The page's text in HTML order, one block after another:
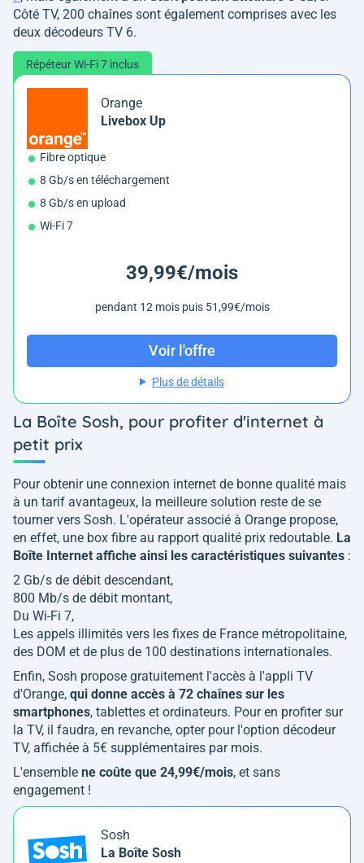
Côté TV, 200 chaînes sont également comprises avec les
deux décodeurs TV 6.
Répéteur Wi-Fi 7 inclus
Orange
Livebox Up
Fibre optique
8 Gb/s en téléchargement
8 Gb/s en upload
Wi-Fi 7
39,99€/mois
pendant 12 mois puis 51,99€/mois
Voir l'offre
Plus de détails
La Boîte Sosh, pour profiter d'internet à
petit prix
Pour obtenir une connexion internet de bonne qualité mais
à un tarif avantageux, la meilleure solution reste de se
tourner vers Sosh. L'opérateur associé à Orange propose,
en effet, une box fibre au rapport qualité prix redoutable. La
Boîte Internet affiche ainsi les caractéristiques suivantes :
2 Gb/s de débit descendant,
800 Mb/s de débit montant,
Du Wi-Fi 7,
Les appels illimités vers les fixes de France métropolitaine,
des DOM et de plus de 100 destinations internationales.
Enfin, Sosh propose gratuitement l'accès à l'appli TV
d'Orange, qui donne accès à 72 chaînes sur les
smartphones, tablettes et ordinateurs. Pour en profiter sur
la TV, il faudra, en revanche, opter pour l'option décodeur
TV, affichée à 5€ supplémentaires par mois.
L'ensemble ne coûte que 24,99€/mois, et sans
engagement !
Sosh
La Boîte Sosh